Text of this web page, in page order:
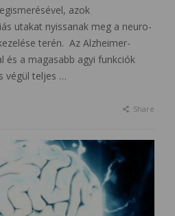
azok
utakat nyissanak meg a neuro-
terén. Az Alzheimer-
és a magasabb agyi funkciók
végül teljes …
Share